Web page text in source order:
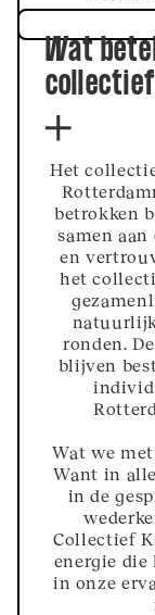
Wat
Het
betrokken
samen
en
het
ronden.
blijven
Wat we
Want in
in de
Collectief
energie
in onze